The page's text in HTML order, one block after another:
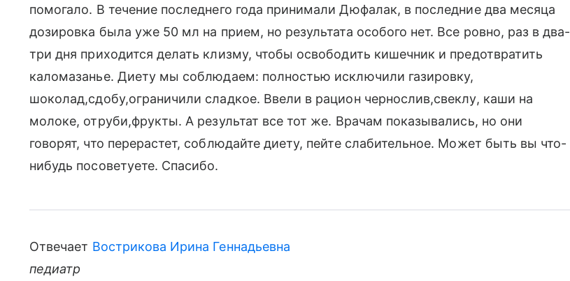
помогало. В течение последнего года принимали Дюфалак, в последние два месяца
дозировка была уже 50 мл на прием, но результата особого нет. Все ровно, раз в два-
три дня приходится делать клизму, чтобы освободить кишечник и предотвратить
каломазанье. Диету мы соблюдаем: полностью исключили газировку,
шоколад,сдобу,ограничили сладкое. Ввели в рацион чернослив,свеклу, каши на
молоке, отруби,фрукты. А результат все тот же. Врачам показывались, но они
говорят, что перерастет, соблюдайте диету, пейте слабительное. Может быть вы что-
нибудь посоветуете. Спасибо.
Отвечает Вострикова Ирина Геннадьевна
педиатр